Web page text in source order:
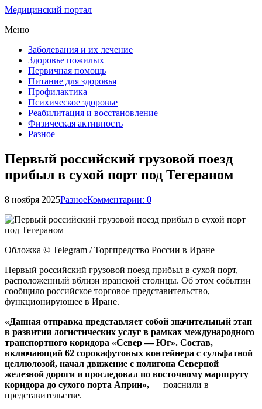
Медицинский портал
Меню
Заболевания и их лечение
Здоровье пожилых
Первичная помощь
Питание для здоровья
Профилактика
Психическое здоровье
Реабилитация и восстановление
Физическая активность
Разное
Первый российский грузовой поезд
прибыл в сухой порт под Тегераном
8 ноября 2025РазноеКомментарии: 0
Обложка © Telegram / Торгпредство России в Иране
Первый российский грузовой поезд прибыл в сухой порт,
расположенный вблизи иранской столицы. Об этом событии
сообщило российское торговое представительство,
функционирующее в Иране.
«Данная отправка представляет собой значительный этап
в развитии логистических услуг в рамках международного
транспортного коридора «Север — Юг». Состав,
включающий 62 сорокафутовых контейнера с сульфатной
целлюлозой, начал движение с полигона Северной
железной дороги и проследовал по восточному маршруту
коридора до сухого порта Априн», — пояснили в
представительстве.